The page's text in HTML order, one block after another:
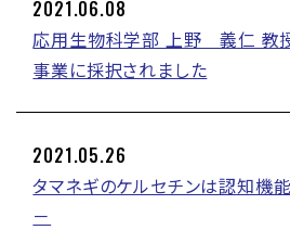
2021.06.08
応用生物科学部 上野 義仁 教
事業に採択されました
2021.05.26
タマネギのケルセチンは認知
－